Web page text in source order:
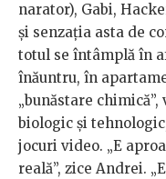
narator), Gabi,
și senzația asta de
totul se întâmplă în
înăuntru, în
„bunăstare
biologic și
jocuri video. „E
reală”, zice Andrei.